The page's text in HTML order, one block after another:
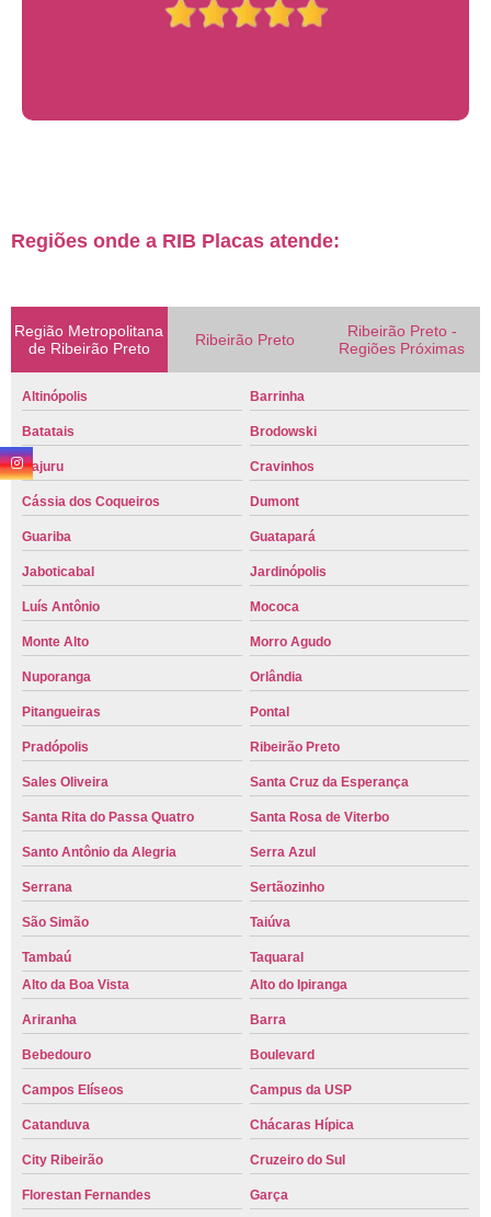
Regiões onde a RIB Placas atende:
Região Metropolitana
de Ribeirão Preto
Ribeirão Preto
Ribeirão Preto -
Regiões Próximas
Altinópolis Barrinha
Batatais Brodowski
Cajuru Cravinhos
Cássia dos Coqueiros Dumont
Guariba Guatapará
Jaboticabal Jardinópolis
Luís Antônio Mococa
Monte Alto Morro Agudo
Nuporanga Orlândia
Pitangueiras Pontal
Pradópolis Ribeirão Preto
Sales Oliveira Santa Cruz da Esperança
Santa Rita do Passa Quatro Santa Rosa de Viterbo
Santo Antônio da Alegria Serra Azul
Serrana Sertãozinho
São Simão Taiúva
Tambaú
Taquaral
Alto da Boa Vista
Alto do Ipiranga
Ariranha Barra
Bebedouro Boulevard
Campos Elíseos Campus da USP
Catanduva Chácaras Hípica
City Ribeirão Cruzeiro do Sul
Florestan Fernandes Garça